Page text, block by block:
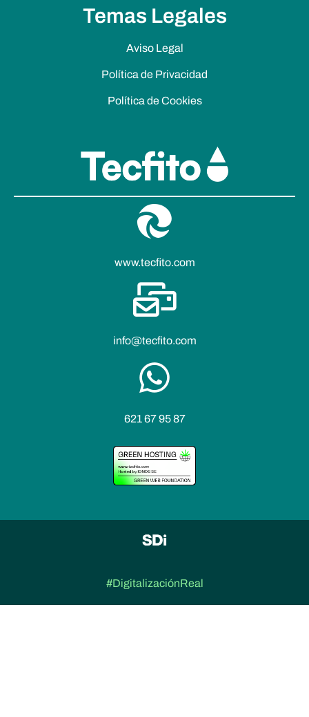
Temas Legales
Aviso Legal
Política de Privacidad
Política de Cookies
www.tecfito.com
info@tecfito.com
621 67 95 87
#DigitalizaciónReal